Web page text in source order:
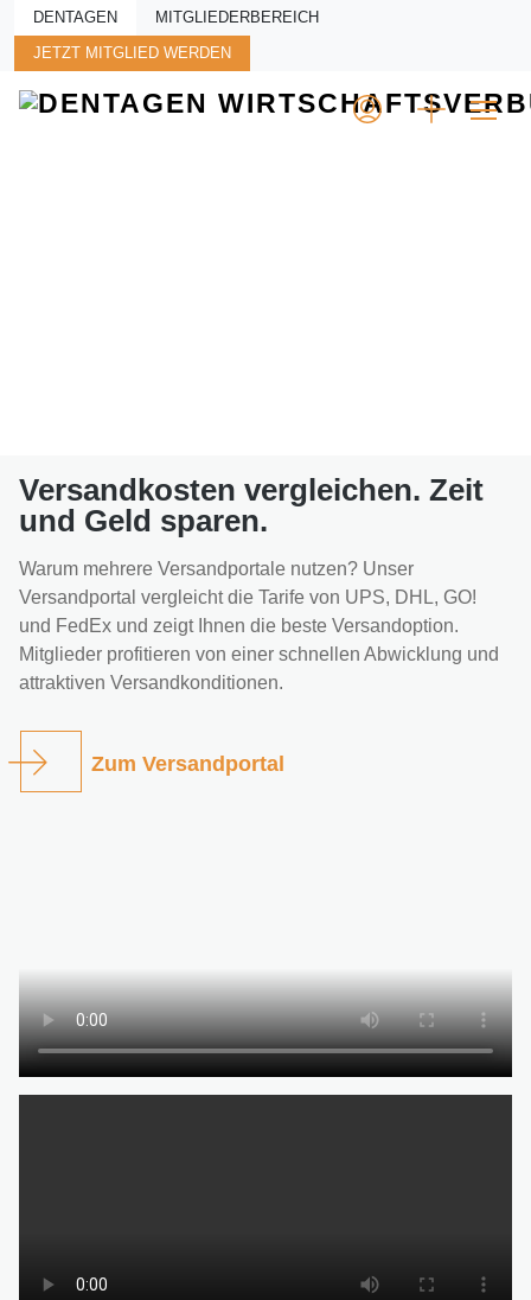
Skip to main content
DENTAGEN MITGLIEDERBEREICH
JETZT MITGLIED WERDEN
Versandkosten vergleichen. Zeit
und Geld sparen.
Warum mehrere Versandportale nutzen? Unser
Versandportal vergleicht die Tarife von UPS, DHL, GO!
und FedEx und zeigt Ihnen die beste Versandoption.
Mitglieder profitieren von einer schnellen Abwicklung und
attraktiven Versandkonditionen.
Zum Versandportal